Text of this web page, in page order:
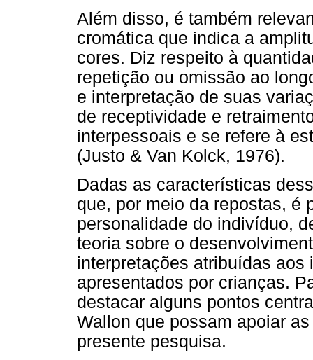
Além disso, é também
cromática que indica a
cores. Diz respeito à
repetição ou omissão ao
e interpretação de suas
de receptividade e
interpessoais e se refere à
(Justo & Van Kolck, 1976).
Dadas as características
que, por meio da repostas, é
personalidade do indivíduo,
teoria sobre o
interpretações atribuídas
apresentados por crianças.
destacar alguns pontos
Wallon que possam apoiar
presente pesquisa.